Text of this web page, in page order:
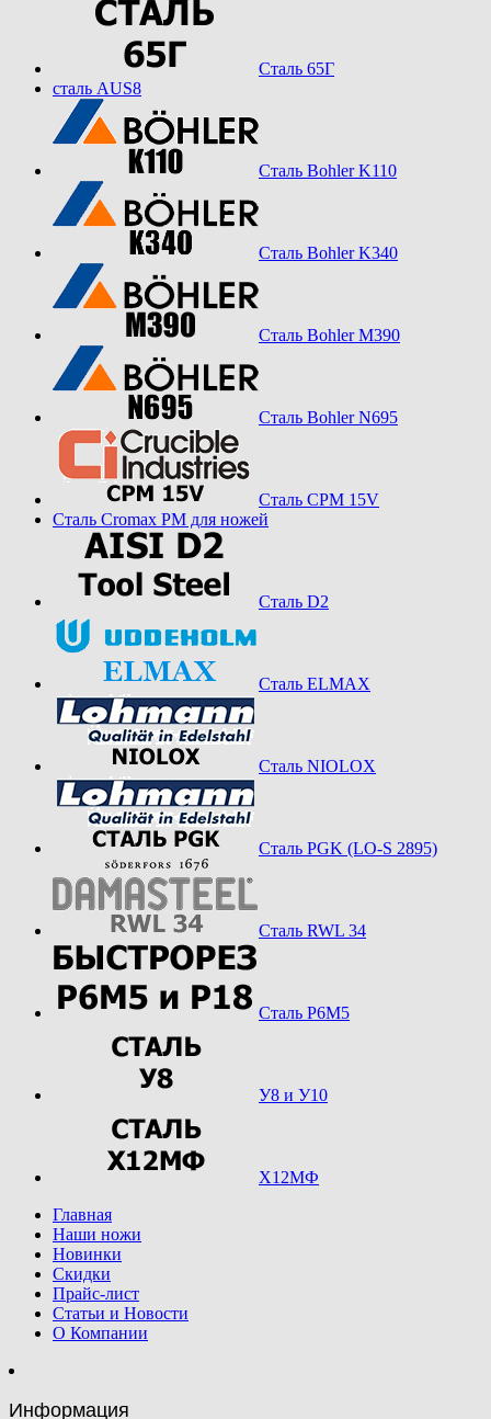
Сталь 65Г
сталь AUS8
Сталь Bohler K110
Сталь Bohler K340
Сталь Bohler M390
Сталь Bohler N695
Сталь CPM 15V
Сталь Cromax PM для ножей
Сталь D2
Сталь ELMAX
Сталь NIOLOX
Сталь PGK (LO-S 2895)
Сталь RWL 34
Сталь Р6М5
У8 и У10
Х12МФ
Главная
Наши ножи
Новинки
Скидки
Прайс-лист
Статьи и Новости
О Компании
Информация